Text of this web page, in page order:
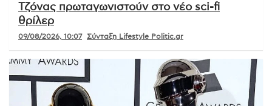
Τζόνας πρωταγωνιστούν στο νέο sci-fi
θρίλερ
09/08/2026, 10:07 Σύνταξη Lifestyle Politic.gr